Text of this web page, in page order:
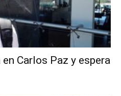
Carlos Paz y espera